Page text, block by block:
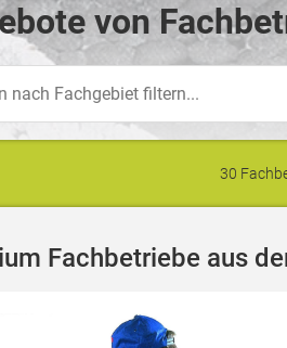
von
30
Fachbetriebe aus